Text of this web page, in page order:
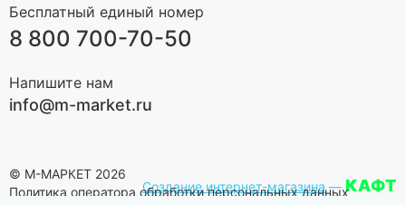
Бесплатный единый номер
8 800 700-70-50
Напишите нам
info@m-market.ru
© М-МАРКЕТ 2026
Политика оператора обработки персональных данных
Создание интернет-магазина—КАФТ